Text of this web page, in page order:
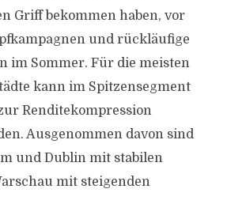
Griff bekommen haben, vor
und rückläufige
im Sommer. Für die meisten
kann im Spitzensegment
Renditekompression
Ausgenommen davon sind
und Dublin mit stabilen
mit steigenden